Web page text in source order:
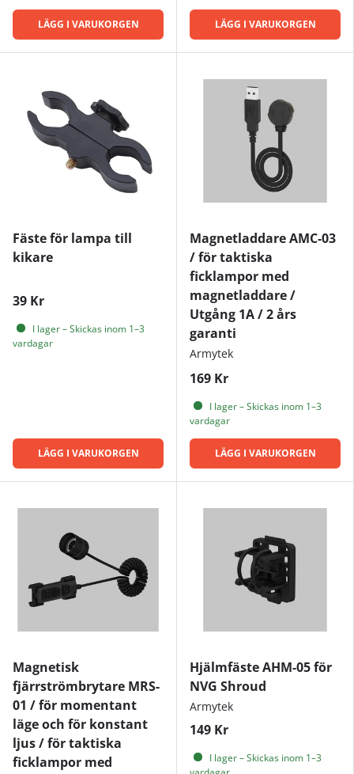
LÄGG I VARUKORGEN LÄGG I VARUKORGEN
Fäste för lampa till
kikare
39 Kr
I lager – Skickas inom 1–3
vardagar
LÄGG I VARUKORGEN
Magnetladdare AMC-03
/ för taktiska
ficklampor med
magnetladdare /
Utgång 1A / 2 års
garanti
Armytek
169 Kr
I lager – Skickas inom 1–3
vardagar
LÄGG I VARUKORGEN
Magnetisk
fjärrströmbrytare MRS-
01 / för momentant
läge och för konstant
ljus / för taktiska
ficklampor med
Hjälmfäste AHM-05 för
NVG Shroud
Armytek
149 Kr
I lager – Skickas inom 1–3